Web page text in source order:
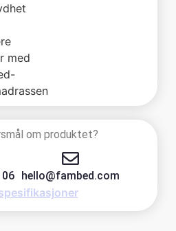
med
om produktet?
hello@fambed.com